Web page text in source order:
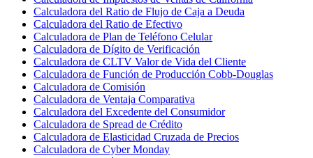
Calculadora del Ratio de Flujo de Caja a Deuda
Calculadora del Ratio de Efectivo
Calculadora de Plan de Teléfono Celular
Calculadora de Dígito de Verificación
Calculadora de CLTV Valor de Vida del Cliente
Calculadora de Función de Producción Cobb-Douglas
Calculadora de Comisión
Calculadora de Ventaja Comparativa
Calculadora del Excedente del Consumidor
Calculadora de Spread de Crédito
Calculadora de Elasticidad Cruzada de Precios
Calculadora de Cyber Monday